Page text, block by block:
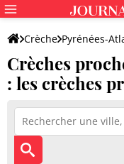
Crèche Pyrénées-
Crèches
: les crèches